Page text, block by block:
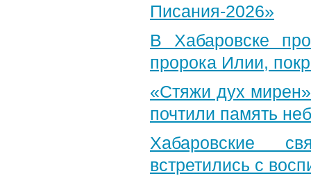
Писания-2026»
В Хабаровске
пророка Илии,
«Стяжи дух
почтили память
Хабаровские
встретились с